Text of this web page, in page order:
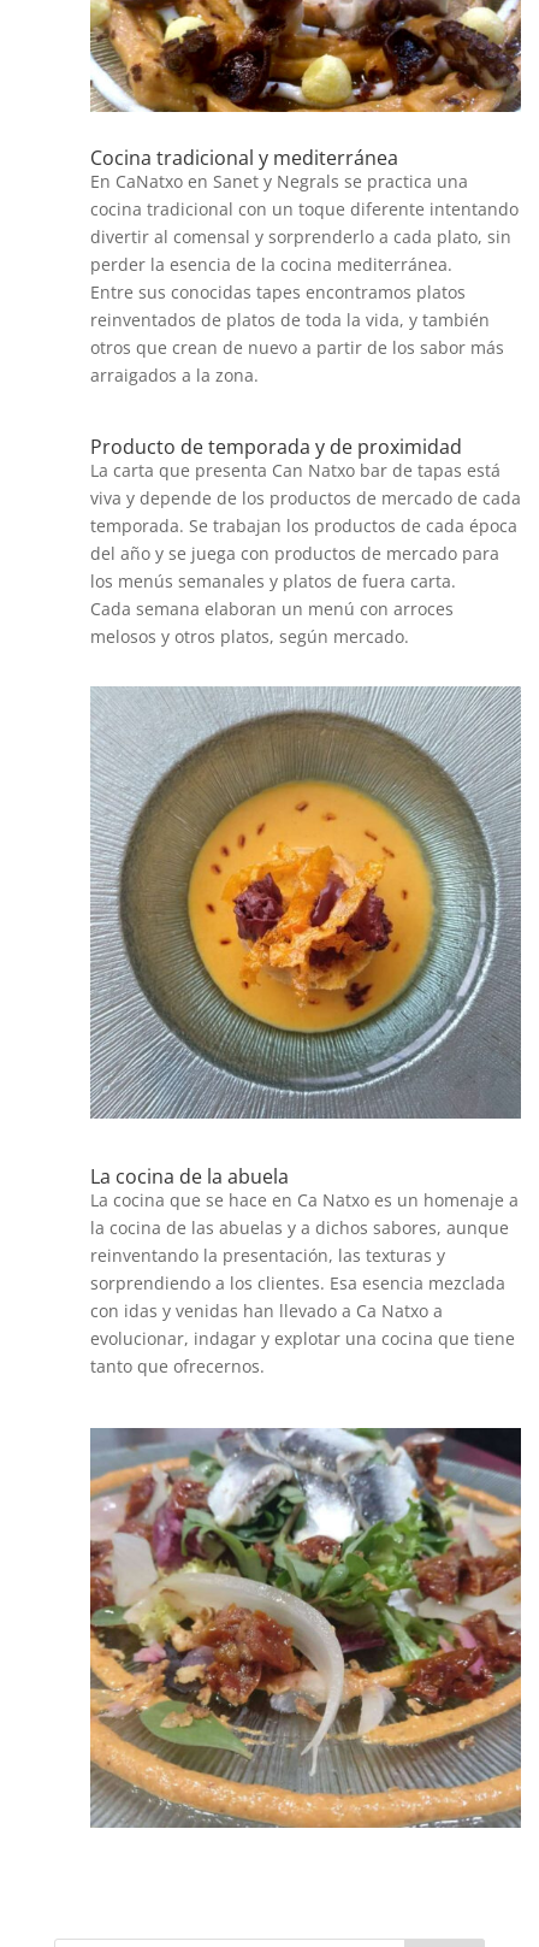
Cocina tradicional y mediterránea
En CaNatxo en Sanet y Negrals se practica una
cocina tradicional con un toque diferente intentando
divertir al comensal y sorprenderlo a cada plato, sin
perder la esencia de la cocina mediterránea.
Entre sus conocidas tapes encontramos platos
reinventados de platos de toda la vida, y también
otros que crean de nuevo a partir de los sabor más
arraigados a la zona.
Producto de temporada y de proximidad
La carta que presenta Can Natxo bar de tapas está
viva y depende de los productos de mercado de cada
temporada. Se trabajan los productos de cada época
del año y se juega con productos de mercado para
los menús semanales y platos de fuera carta.
Cada semana elaboran un menú con arroces
melosos y otros platos, según mercado.
La cocina de la abuela
La cocina que se hace en Ca Natxo es un homenaje a
la cocina de las abuelas y a dichos sabores, aunque
reinventando la presentación, las texturas y
sorprendiendo a los clientes. Esa esencia mezclada
con idas y venidas han llevado a Ca Natxo a
evolucionar, indagar y explotar una cocina que tiene
tanto que ofrecernos.